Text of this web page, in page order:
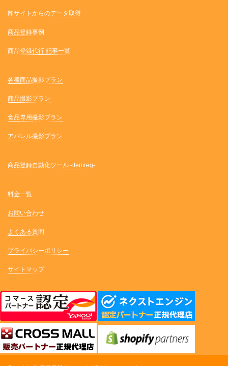
卸サイトからのデータ取得
商品登録事例
商品登録代行 記事一覧
各種商品撮影プラン
商品撮影プラン
食品専用撮影プラン
アパレル撮影プラン
商品登録自動化ツール -itemreg-
料金一覧
お問い合わせ
よくある質問
プライバシーポリシー
サイトマップ